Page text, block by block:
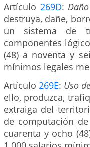
Artículo 269D:
destruya, dañe,
un sistema de
componentes
(48) a noventa y
mínimos legales
Artículo 269E: Uso
ello, produzca,
extraiga del
de computación
cuarenta y ocho